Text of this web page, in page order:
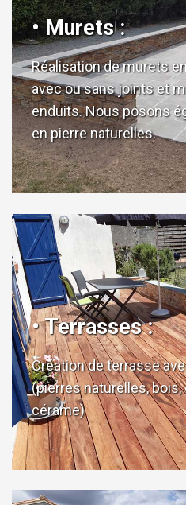
• Murets :
Réalisation de murets
avec ou sans joints et
enduits. Nous posons
en pierre naturelles.
• Terrasses :
Création de terrasse
(pierres naturelles,
cérame)